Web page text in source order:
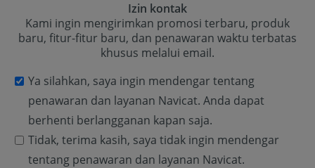
Izin kontak
Kami ingin mengirimkan promosi terbaru, produk
baru, fitur-fitur baru, dan penawaran waktu terbatas
khusus melalui email.
Ya silahkan, saya ingin mendengar tentang
penawaran dan layanan Navicat. Anda dapat
berhenti berlangganan kapan saja.
Tidak, terima kasih, saya tidak ingin mendengar
tentang penawaran dan layanan Navicat.